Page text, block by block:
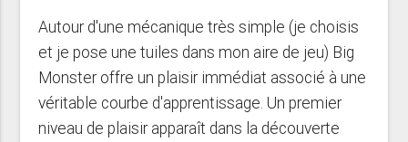
Autour d'une mécanique très simple (je choisis
et je pose une tuiles dans mon aire de jeu) Big
Monster offre un plaisir immédiat associé à une
véritable courbe d'apprentissage. Un premier
niveau de plaisir apparaît dans la découverte